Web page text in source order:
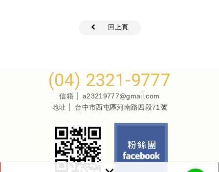
回上頁
(04) 2321-9777
信箱
a23219777@gmail.com
地址
台中市西屯區河南路四段71號